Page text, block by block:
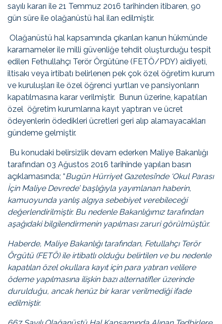
sayılı kararı ile 21 Temmuz 2016 tarihinden itibaren, 90
gün süre ile olağanüstü hal ilan edilmiştir.
Olağanüstü hal kapsamında çıkarılan kanun hükmünde
kararnameler ile milli güvenliğe tehdit oluşturduğu tespit
edilen Fethullahçı Terör Örgütüne (FETÖ/PDY) aidiyeti,
iltisakı veya irtibatı belirlenen pek çok özel öğretim kurum
ve kuruluşları ile özel öğrenci yurtları ve pansiyonların
kapatılmasına karar verilmiştir.
Bunun üzerine, kapatılan
özel öğretim kurumlarına kayıt yaptıran ve ücret
ödeyenlerin ödedikleri ücretleri geri alıp alamayacakları
gündeme gelmiştir.
Bu konudaki belirsizlik devam ederken Maliye Bakanlığı
tarafından 03 Ağustos 2016 tarihinde yapılan basın
açıklamasında; “Bugün Hürriyet Gazetesi’nde ‘Okul Parası
İçin Maliye Devrede’ başlığıyla yayımlanan haberin,
kamuoyunda yanlış algıya sebebiyet verebileceği
değerlendirilmiştir. Bu nedenle Bakanlığımız tarafından
aşağıdaki bilgilendirmenin yapılması zaruri görülmüştür.
Haberde, Maliye Bakanlığı tarafından, Fetullahçı Terör
Örgütü (FETÖ) ile irtibatlı olduğu belirtilen ve bu nedenle
kapatılan özel okullara kayıt için para yatıran velilere
ödeme yapılmasına ilişkin bazı alternatifler üzerinde
durulduğu, ancak henüz bir karar verilmediği ifade
edilmiştir.